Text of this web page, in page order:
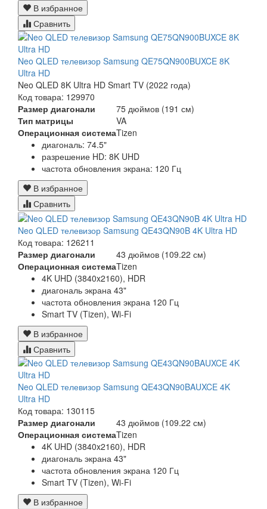
В избранное
Сравнить
Neo QLED телевизор Samsung QE75QN900BUXCE 8K
Ultra HD
Neo QLED 8K Ultra HD Smart TV (2022 года)
Код товара: 129970
Размер диагонали
75 дюймов (191 см)
Тип матрицы
VA
Операционная системаTizen
диагональ: 74.5"
разрешение HD: 8K UHD
частота обновления экрана: 120 Гц
В избранное
Сравнить
Neo QLED телевизор Samsung QE43QN90B 4K Ultra HD
Код товара: 126211
Размер диагонали
43 дюймов (109.22 см)
Операционная системаTizen
4K UHD (3840x2160), HDR
диагональ экрана 43"
частота обновления экрана 120 Гц
Smart TV (Tizen), Wi-Fi
В избранное
Сравнить
Neo QLED телевизор Samsung QE43QN90BAUXCE 4K
Ultra HD
Код товара: 130115
Размер диагонали
43 дюймов (109.22 см)
Операционная системаTizen
4K UHD (3840x2160), HDR
диагональ экрана 43"
частота обновления экрана 120 Гц
Smart TV (Tizen), Wi-Fi
В избранное